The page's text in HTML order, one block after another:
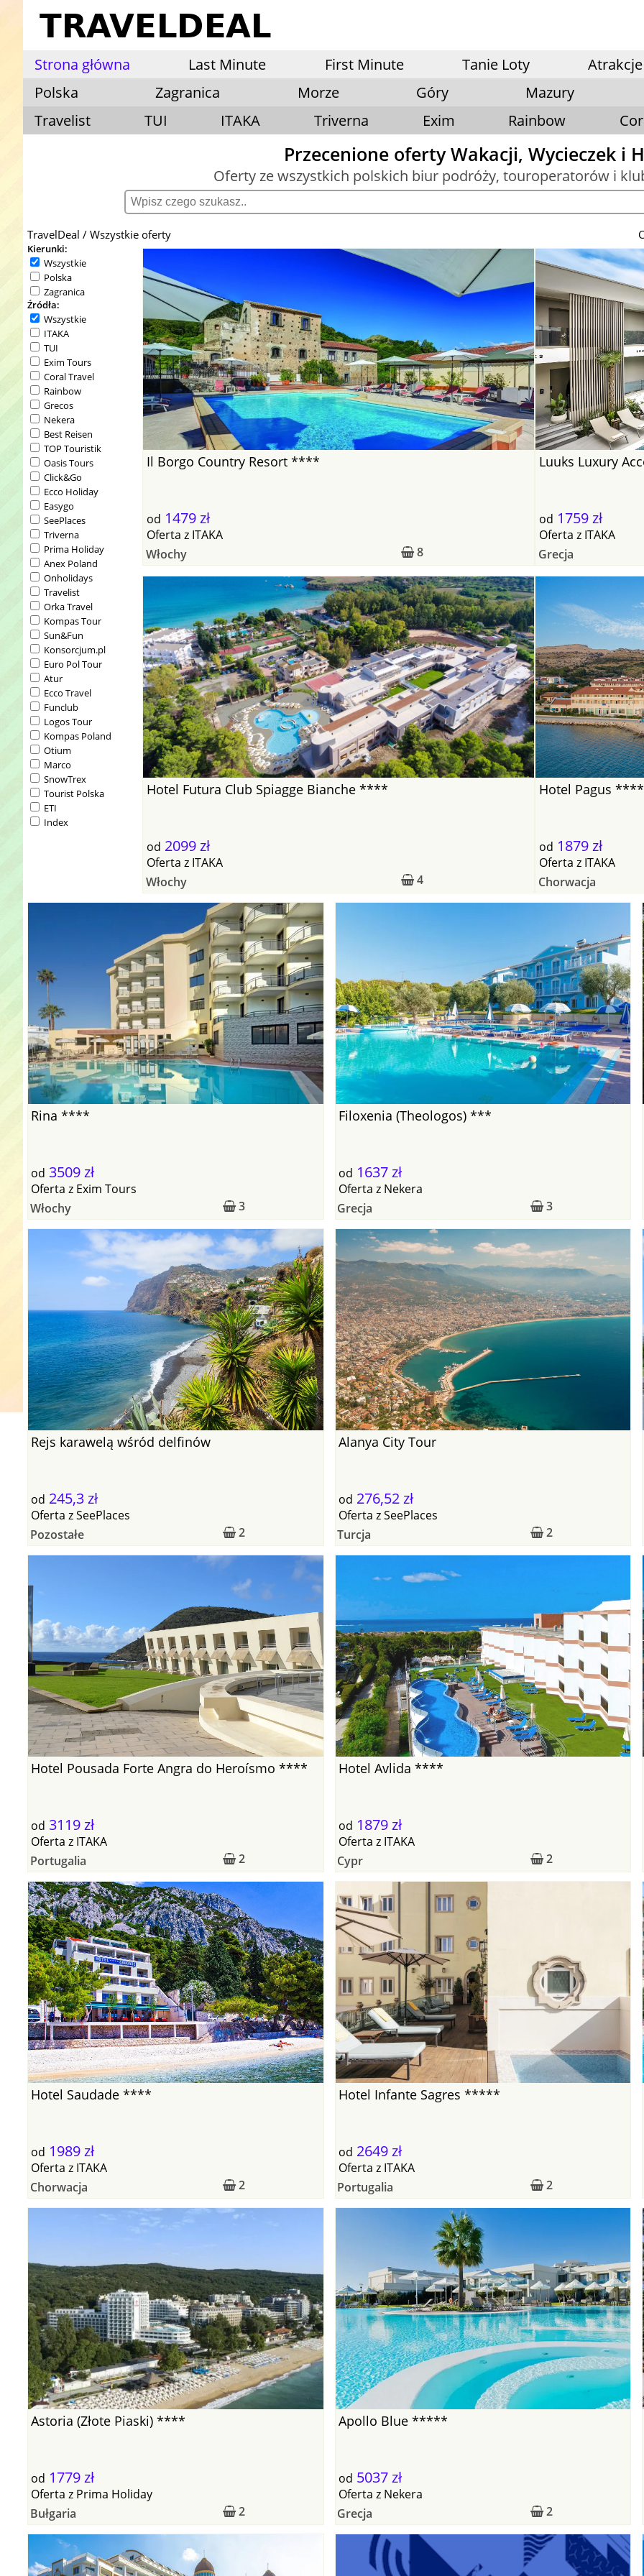
Strona główna Last Minute First Minute Tanie Loty
Atrakcje
Polska
Zagranica Morze Góry
Mazury
Travelist
TUI ITAKA Triverna Exim Rainbow
Przecenione oferty Wakacji, Wycieczek i
Oferty ze wszystkich polskich biur podróży, touroperatorów i
TravelDeal Wszystkie oferty
Kierunki:
Wszystkie
Polska
Zagranica
Źródła:
Wszystkie
ITAKA
TUI
Exim Tours
Coral Travel
Rainbow
Grecos
Nekera
Best Reisen
TOP Touristik
Oasis Tours
Click&Go
Ecco Holiday
Easygo
SeePlaces
Triverna
Prima Holiday
Anex Poland
Onholidays
Travelist
Orka Travel
Kompas Tour
Sun&Fun
Konsorcjum.pl
Euro Pol Tour
Atur
Ecco Travel
Funclub
Logos Tour
Kompas Poland
Otium
Marco
SnowTrex
Tourist Polska
ETI
Index
Il Borgo Country Resort ****
od 1479 zł
8
Oferta z ITAKA
Włochy
Luuks Luxury
od 1759 zł
Oferta z ITAKA
Grecja
Hotel Futura Club Spiagge Bianche ****
od 2099 zł
4
Oferta z ITAKA
Włochy
Hotel Pagus ****
od 1879 zł
Oferta z ITAKA
Chorwacja
Rina ****
od 3509 zł
3
Oferta z Exim Tours
Włochy
Filoxenia (Theologos) ***
od 1637 zł
3
Oferta z Nekera
Grecja
Rejs karawelą wśród delfinów
od 245,3 zł
2
Oferta zSeePlaces
Pozostałe
Alanya City Tour
od 276,52 zł
2
Oferta zSeePlaces
Turcja
Hotel Pousada Forte Angra do Heroísmo ****
od 3119 zł
2
Oferta z ITAKA
Portugalia
Hotel Avlida ****
od 1879 zł
2
Oferta z ITAKA
Cypr
Hotel Saudade ****
od 1989 zł
2
Oferta z ITAKA
Chorwacja
Hotel Infante Sagres *****
od 2649 zł
2
Oferta z ITAKA
Portugalia
Astoria (Złote Piaski) ****
od 1779 zł
2
Oferta z Prima Holiday
Bułgaria
Apollo Blue *****
od 5037 zł
2
Oferta z Nekera
Grecja